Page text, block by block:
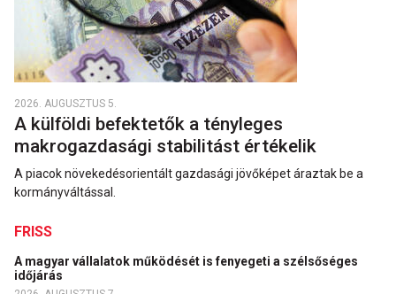
2026. AUGUSZTUS 5.
A külföldi befektetők a tényleges
makrogazdasági stabilitást értékelik
A piacok növekedésorientált gazdasági jövőképet áraztak be a
kormányváltással.
FRISS
A magyar vállalatok működését is fenyegeti a szélsőséges
időjárás